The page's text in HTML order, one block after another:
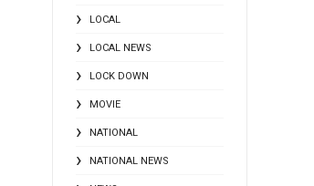
LOCAL
LOCAL NEWS
LOCK DOWN
MOVIE
NATIONAL
NATIONAL NEWS